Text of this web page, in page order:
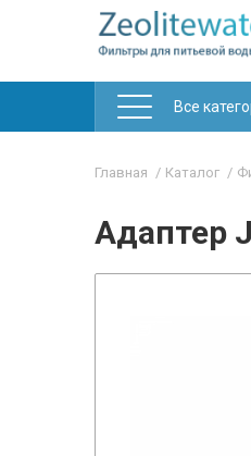
Все
Главная Каталог
Адаптер